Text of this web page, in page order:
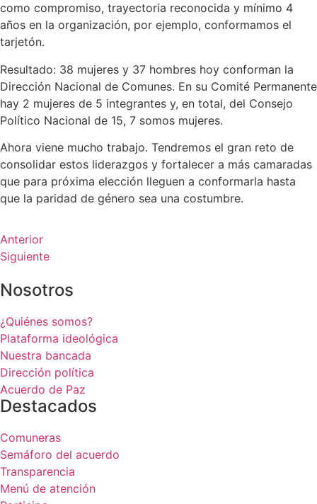
como compromiso, trayectoria reconocida y mínimo 4
años en la organización, por ejemplo, conformamos el
tarjetón.
Resultado: 38 mujeres y 37 hombres hoy conforman la
Dirección Nacional de Comunes. En su Comité Permanente
hay 2 mujeres de 5 integrantes y, en total, del Consejo
Político Nacional de 15, 7 somos mujeres.
Ahora viene mucho trabajo. Tendremos el gran reto de
consolidar estos liderazgos y fortalecer a más camaradas
que para próxima elección lleguen a conformarla hasta
que la paridad de género sea una costumbre.
Anterior
Siguiente
Nosotros
¿Quiénes somos?
Plataforma ideológica
Nuestra bancada
Dirección política
Acuerdo de Paz
Destacados
Comuneras
Semáforo del acuerdo
Transparencia
Menú de atención